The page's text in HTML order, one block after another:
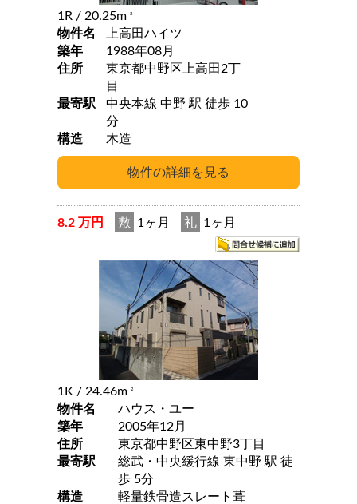
1R / 20.25m 2
物件名
上高田ハイツ
築年
1988年08月
住所
東京都中野区上高田2丁
目
最寄駅
中央本線 中野 駅 徒歩 10
分
構造
木造
8.2 万円 敷 1ヶ月 礼 1ヶ月
1K / 24.46m 2
物件名
ハウス・ユー
築年
2005年12月
住所
東京都中野区東中野3丁目
最寄駅
総武・中央緩行線 東中野 駅 徒
歩 5分
構造
軽量鉄骨造スレート葺